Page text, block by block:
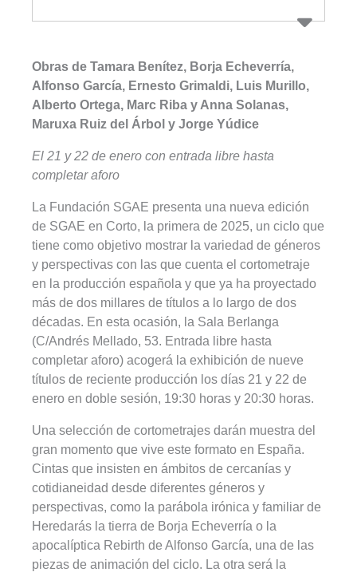
Obras de Tamara Benítez, Borja Echeverría,
Alfonso García, Ernesto Grimaldi, Luis Murillo,
Alberto Ortega, Marc Riba y Anna Solanas,
Maruxa Ruiz del Árbol y Jorge Yúdice
El 21 y 22 de enero con entrada libre hasta
completar aforo
La Fundación SGAE presenta una nueva edición
de SGAE en Corto, la primera de 2025, un ciclo que
tiene como objetivo mostrar la variedad de géneros
y perspectivas con las que cuenta el cortometraje
en la producción española y que ya ha proyectado
más de dos millares de títulos a lo largo de dos
décadas. En esta ocasión, la Sala Berlanga
(C/Andrés Mellado, 53. Entrada libre hasta
completar aforo) acogerá la exhibición de nueve
títulos de reciente producción los días 21 y 22 de
enero en doble sesión, 19:30 horas y 20:30 horas.
Una selección de cortometrajes darán muestra del
gran momento que vive este formato en España.
Cintas que insisten en ámbitos de cercanías y
cotidianeidad desde diferentes géneros y
perspectivas, como la parábola irónica y familiar de
Heredarás la tierra de Borja Echeverría o la
apocalíptica Rebirth de Alfonso García, una de las
piezas de animación del ciclo. La otra será la